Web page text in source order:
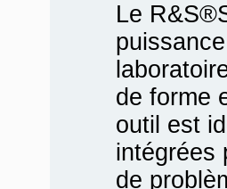
Le
de forme
outil est
intégrées
de